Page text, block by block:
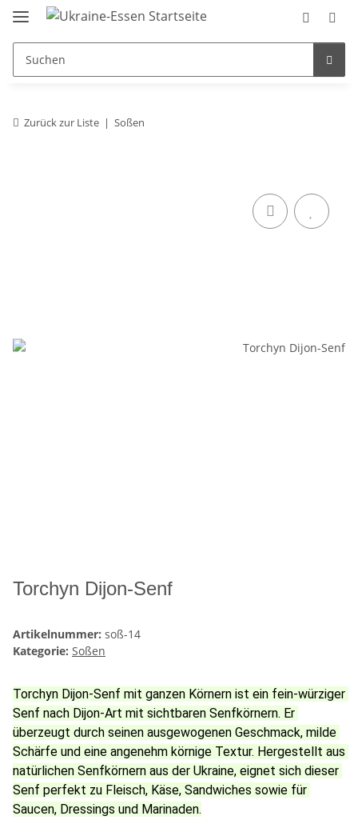
Zurück zur Liste Soßen
Torchyn Dijon-Senf
Artikelnummer: soß-14
Kategorie: Soßen
Torchyn Dijon-Senf mit ganzen Körnern ist ein fein-würziger
Senf nach Dijon-Art mit sichtbaren Senfkörnern. Er
überzeugt durch seinen ausgewogenen Geschmack, milde
Schärfe und eine angenehm körnige Textur. Hergestellt aus
natürlichen Senfkörnern aus der Ukraine, eignet sich dieser
Senf perfekt zu Fleisch, Käse, Sandwiches sowie für
Saucen, Dressings und Marinaden.